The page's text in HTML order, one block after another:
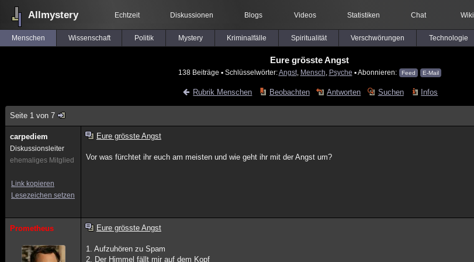
Allmystery Echtzeit Diskussionen Blogs Videos Statistiken Chat Wiki
Menschen Wissenschaft Politik Mystery Kriminalfälle Spiritualität Verschwörungen Technologie
Eure grösste Angst
138 Beiträge ▪ Schlüsselwörter:Angst, Mensch Psyche ▪ Abonnieren: Feed E-Mail
Rubrik Menschen Beobachten Antworten Suchen Infos
Seite 1 von 7
carpediem
Diskussionsleiter
ehemaliges Mitglied
Link kopieren
Lesezeichen setzen
Eure grösste Angst
Vor was fürchtet ihr euch am meisten und wie geht ihr mit der Angst um?
Prometheus Eure grösste Angst
1. Aufzuhören zu Spam
2. Der Himmel fällt mir auf dem Kopf